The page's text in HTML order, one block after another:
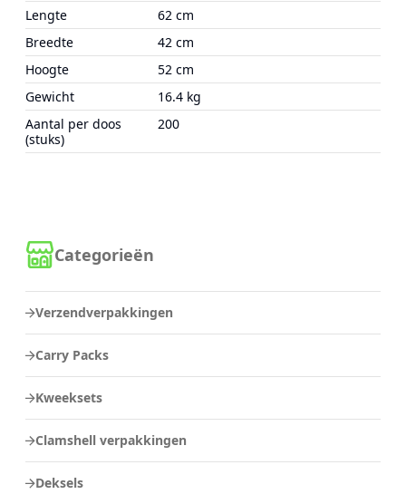
Categorieën
Verzendverpakkingen
Carry Packs
Kweeksets
Clamshell verpakkingen
Deksels
Lengte
62 cm
Breedte
42 cm
Hoogte
52 cm
Gewicht
16.4 kg
Aantal per doos
(stuks)
200